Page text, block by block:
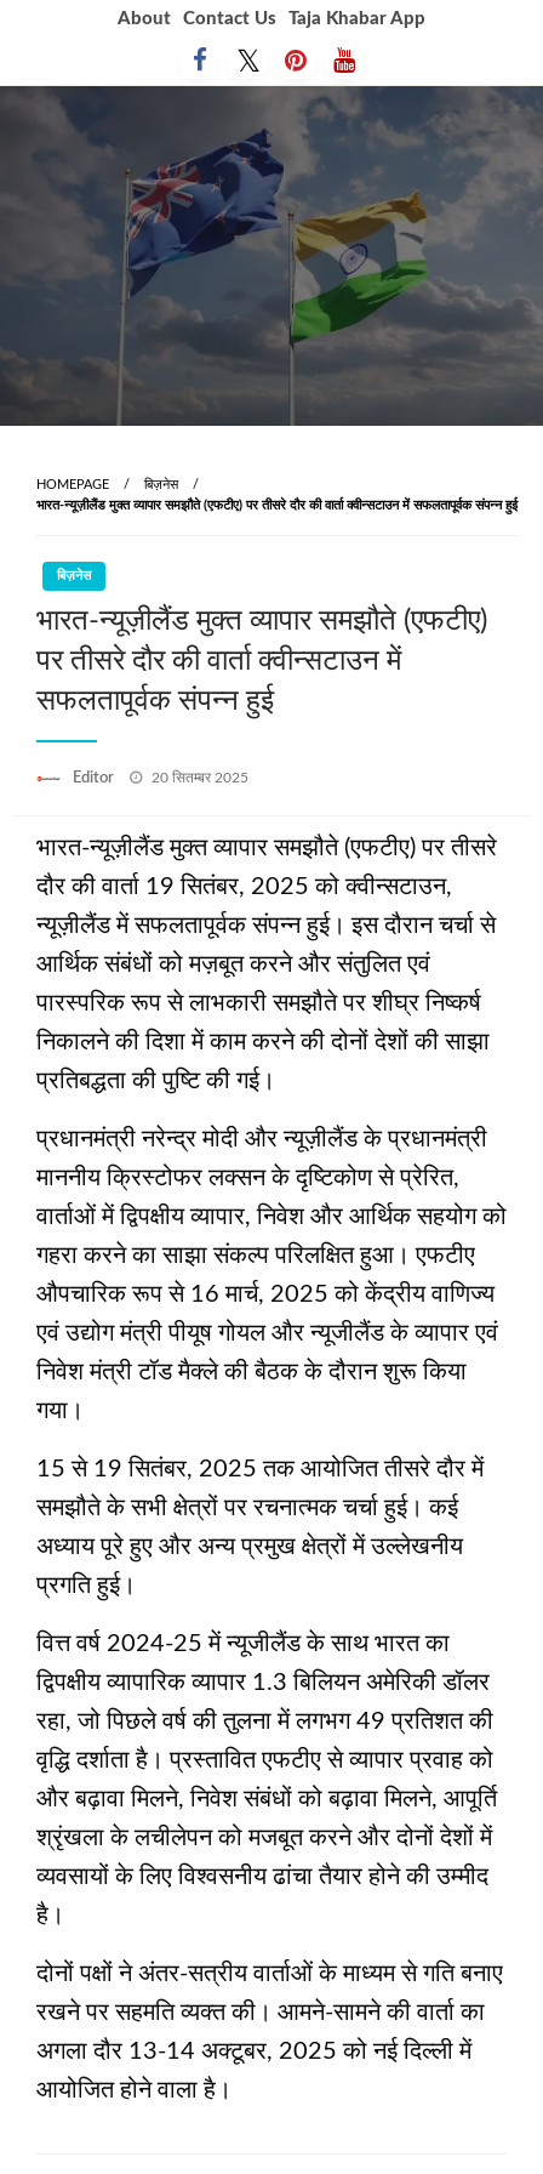
About Contact Us Taja Khabar App
HOMEPAGE
बिज़नेस
भारत-न्यूज़ीलैंड मुक्त व्यापार समझौते (एफटीए) पर तीसरे दौर की वार्ता क्वीन्सटाउन में सफलतापूर्वक संपन्न हुई
बिज़नेस
भारत-न्यूज़ीलैंड मुक्त व्यापार समझौते (एफटीए)
पर तीसरे दौर की वार्ता क्वीन्सटाउन में
सफलतापूर्वक संपन्न हुई
Editor
Posted
20 सितम्बर 2025
भारत-न्यूज़ीलैंड मुक्त व्यापार समझौते (एफटीए) पर तीसरे
दौर की वार्ता 19 सितंबर, 2025 को क्वीन्सटाउन,
न्यूज़ीलैंड में सफलतापूर्वक संपन्न हुई। इस दौरान चर्चा से
आर्थिक संबंधों को मज़बूत करने और संतुलित एवं
पारस्परिक रूप से लाभकारी समझौते पर शीघ्र निष्कर्ष
निकालने की दिशा में काम करने की दोनों देशों की साझा
प्रतिबद्धता की पुष्टि की गई।
प्रधानमंत्री नरेन्‍द्र मोदी और न्यूज़ीलैंड के प्रधानमंत्री
माननीय क्रिस्टोफर लक्सन के दृष्टिकोण से प्रेरित,
वार्ताओं में द्विपक्षीय व्यापार, निवेश और आर्थिक सहयोग को
गहरा करने का साझा संकल्प परिलक्षित हुआ। एफटीए
औपचारिक रूप से 16 मार्च, 2025 को केंद्रीय वाणिज्य
एवं उद्योग मंत्री पीयूष गोयल और न्यूजीलैंड के व्यापार एवं
निवेश मंत्री टॉड मैक्ले की बैठक के दौरान शुरू किया
गया।
15 से 19 सितंबर, 2025 तक आयोजित तीसरे दौर में
समझौते के सभी क्षेत्रों पर रचनात्मक चर्चा हुई। कई
अध्याय पूरे हुए और अन्य प्रमुख क्षेत्रों में उल्लेखनीय
प्रगति हुई।
वित्त वर्ष 2024-25 में न्यूजीलैंड के साथ भारत का
द्विपक्षीय व्यापारिक व्यापार 1.3 बिलियन अमेरिकी डॉलर
रहा, जो पिछले वर्ष की तुलना में लगभग 49 प्रतिशत की
वृद्धि दर्शाता है। प्रस्तावित एफटीए से व्यापार प्रवाह को
और बढ़ावा मिलने, निवेश संबंधों को बढ़ावा मिलने, आपूर्ति
श्रृंखला के लचीलेपन को मजबूत करने और दोनों देशों में
व्यवसायों के लिए विश्वसनीय ढांचा तैयार होने की उम्मीद
है।
दोनों पक्षों ने अंतर-सत्रीय वार्ताओं के माध्यम से गति बनाए
रखने पर सहमति व्यक्त की। आमने-सामने की वार्ता का
अगला दौर 13-14 अक्टूबर, 2025 को नई दिल्ली में
आयोजित होने वाला है।